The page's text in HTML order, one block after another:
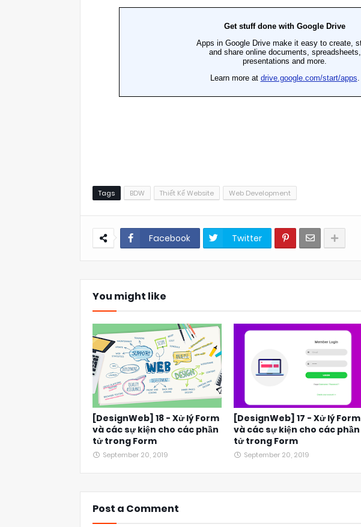
Tags BDW Thiết Kế Website Web Development
Facebook Twitter
You might like
[DesignWeb] 18 - Xử lý Form
và các sự kiện cho các phần
tử trong Form
September 20, 2019
[DesignWeb] 17 - Xử lý Form
và các sự kiện cho các phần
tử trong Form
September 20, 2019
Post a Comment